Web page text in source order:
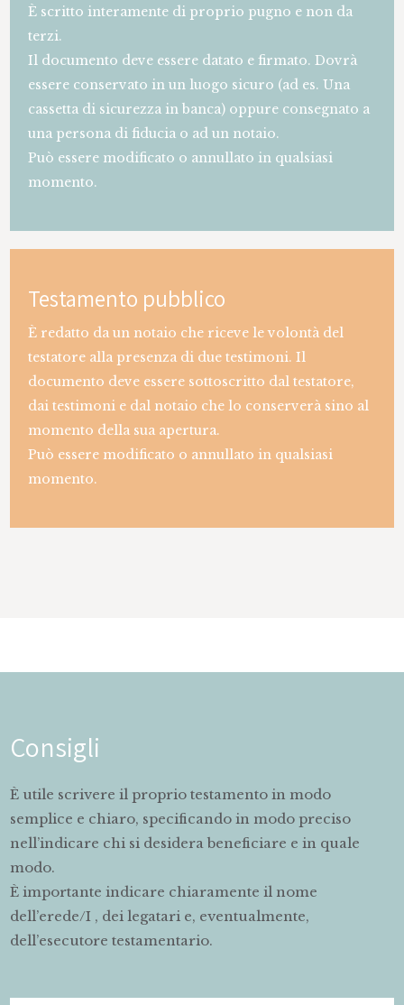
È scritto interamente di proprio pugno e non da
terzi.
Il documento deve essere datato e firmato. Dovrà
essere conservato in un luogo sicuro (ad es. Una
cassetta di sicurezza in banca) oppure consegnato a
una persona di fiducia o ad un notaio.
Può essere modificato o annullato in qualsiasi
momento.
Testamento pubblico
È redatto da un notaio che riceve le volontà del
testatore alla presenza di due testimoni. Il
documento deve essere sottoscritto dal testatore,
dai testimoni e dal notaio che lo conserverà sino al
momento della sua apertura.
Può essere modificato o annullato in qualsiasi
momento.
Consigli
È utile scrivere il proprio testamento in modo
semplice e chiaro, specificando in modo preciso
nell’indicare chi si desidera beneficiare e in quale
modo.
È importante indicare chiaramente il nome
dell’erede/I , dei legatari e, eventualmente,
dell’esecutore testamentario.